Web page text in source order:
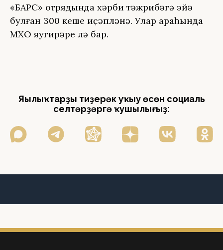
«БАРС» отрядында хәрби тәжрибәгә эйә
булған 300 кеше иҫәпләнә. Улар араһында
МХО яугирҙәре лә бар.
Яңылыҡтарҙы тиҙерәк уҡыу өсөн социаль
селтәрҙәргә ҡушылығыҙ: